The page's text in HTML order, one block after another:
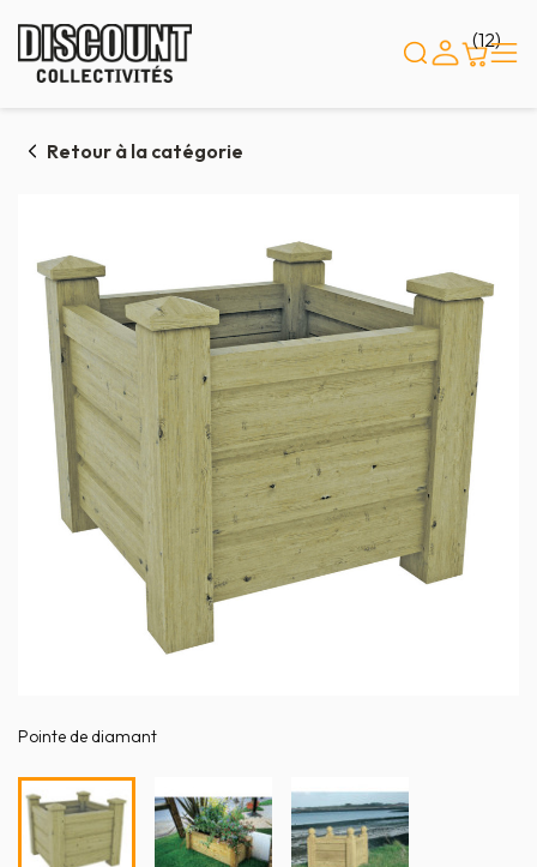
(12)
Retour à la catégorie
Pointe de diamant